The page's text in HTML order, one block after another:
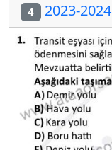
4 2023-